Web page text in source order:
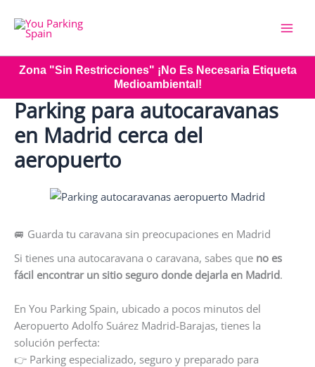
contenido
Zona "sin Restricciones" ¡No Es Necesaria Etiqueta
Medioambiental!
Parking para autocaravanas
en Madrid cerca del
aeropuerto
🚐 Guarda tu caravana sin preocupaciones en Madrid
Si tienes una autocaravana o caravana, sabes que no es
fácil encontrar un sitio seguro donde dejarla en Madrid.
En You Parking Spain, ubicado a pocos minutos del
Aeropuerto Adolfo Suárez Madrid-Barajas, tienes la
solución perfecta:
👉 Parking especializado, seguro y preparado para